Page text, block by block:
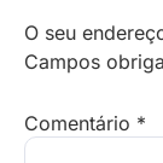
O seu
Campos
Comentário *